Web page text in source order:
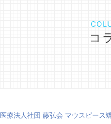
コ
医療法人社団 藤弘会 マウスピース